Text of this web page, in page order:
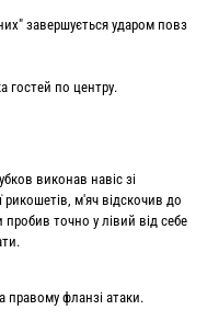
завершується ударом повз
гостей по центру.
виконав навіс зі
рикошетів, м'яч відскочив до
пробив точно у лівий від себе
правому фланзі атаки.